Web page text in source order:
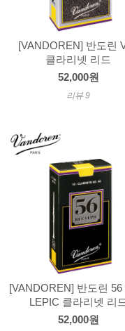
[VANDOREN] 반도린
클라리넷 리드
52,000원
리뷰 9
[VANDOREN] 반도린 56
LEPIC 클라리넷 리
52,000원